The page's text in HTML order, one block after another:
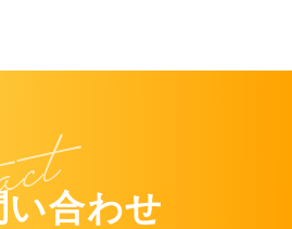
い合わせ